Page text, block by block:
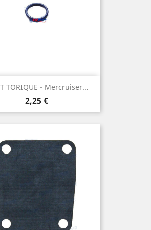
TORIQUE - Mercruiser...
Prix
2,25 €